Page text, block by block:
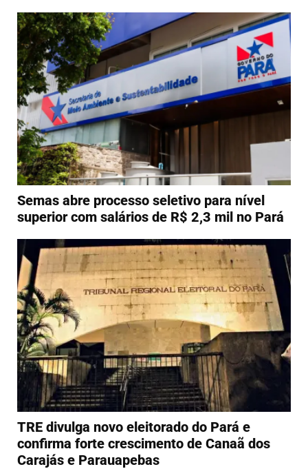
Semas abre processo seletivo para nível
superior com salários de R$ 2,3 mil no Pará
TRE divulga novo eleitorado do Pará e
confirma forte crescimento de Canaã dos
Carajás e Parauapebas